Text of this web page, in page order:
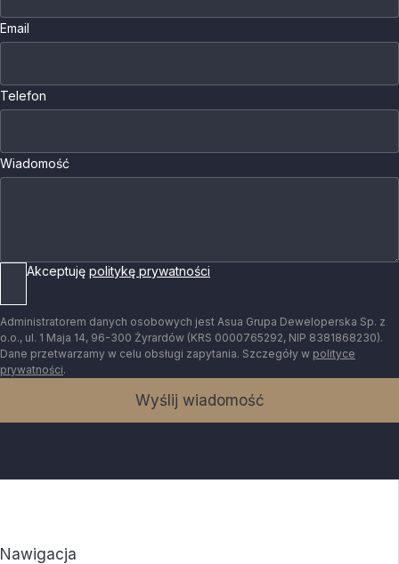
Email
Telefon
Wiadomość
Akceptuję politykę prywatności
Administratorem danych osobowych jest Asua Grupa Deweloperska Sp. z
o.o., ul. 1 Maja 14, 96-300 Żyrardów (KRS 0000765292, NIP 8381868230).
Dane przetwarzamy w celu obsługi zapytania. Szczegóły w polityce
prywatności.
Wyślij wiadomość
Nawigacja